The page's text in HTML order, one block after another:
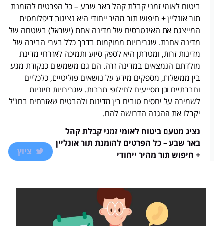
ביטוח לאומי זמני קבלת קהל באר שבע – כל הפרטים להזמנת
תור אונליין + חיפוש תור מהיר ייחודי היא נציגות דיפלומטית
המייצגת את האינטרסים של מדינה אחת (ישראל) בשטחה של
מדינה אחרת. שגרירויות ממוקמות בדרך כלל בערי הבירה של
מדינות זרות, ומטרתן היא לספק סיוע ותמיכה לאזרחי מדינת
מולדתם הנמצאים במדינה זרה. הם גם משמשים כנקודת מגע
בין ממשלות, מספקים מידע על נושאים פוליטיים, כלכליים
וחברתיים וכן מסייעים לחילופי תרבות. שגרירויות חיוניות
לשמירה על יחסים טובים בין מדינות ולהבטיח שאזרחים בחו"ל
יקבלו את ההגנה הדרושה להם.
נציג מטעם ביטוח לאומי זמני קבלת קהל
באר שבע – כל הפרטים להזמנת תור אונליין
+ חיפוש תור מהיר ייחודי
ציוץ